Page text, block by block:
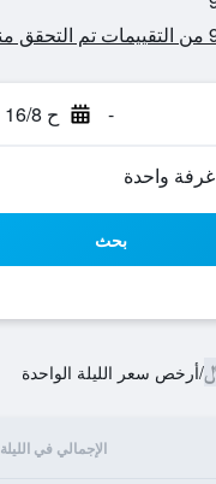
- ح 16/8
بحث
/أرخص سعر الليلة الواحدة
الإجمالي في الليلة